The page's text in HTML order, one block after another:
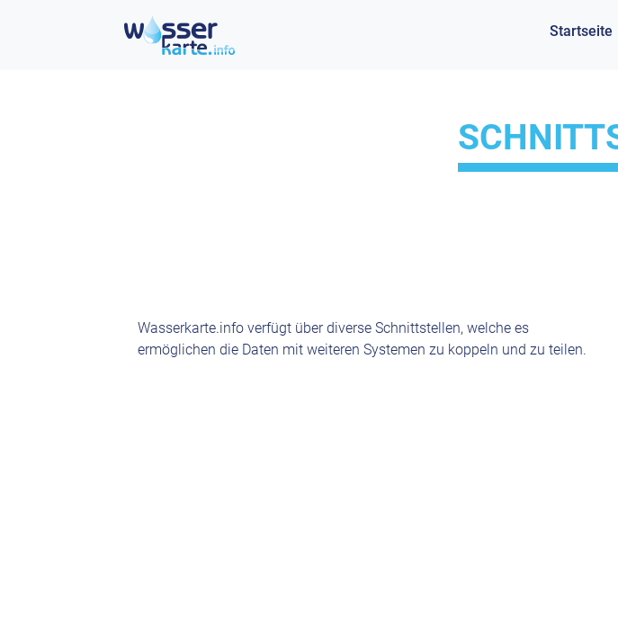
Startseite
Wasserkarte.info verfügt über diverse Schnittstellen, welche es
ermöglichen die Daten mit weiteren Systemen zu koppeln und zu teilen.